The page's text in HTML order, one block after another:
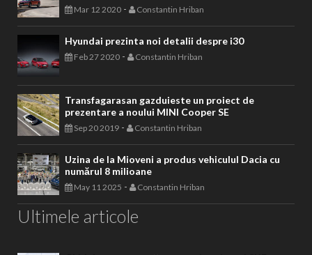
Mar 12 2020 - Constantin Hriban
Hyundai prezinta noi detalii despre i30
Feb 27 2020 - Constantin Hriban
Transfagarasan gazduieste un proiect de
prezentare a noului MINI Cooper SE
Sep 20 2019 - Constantin Hriban
Uzina de la Mioveni a produs vehiculul Dacia cu
numărul 8 milioane
May 11 2025 - Constantin Hriban
Ultimele articole